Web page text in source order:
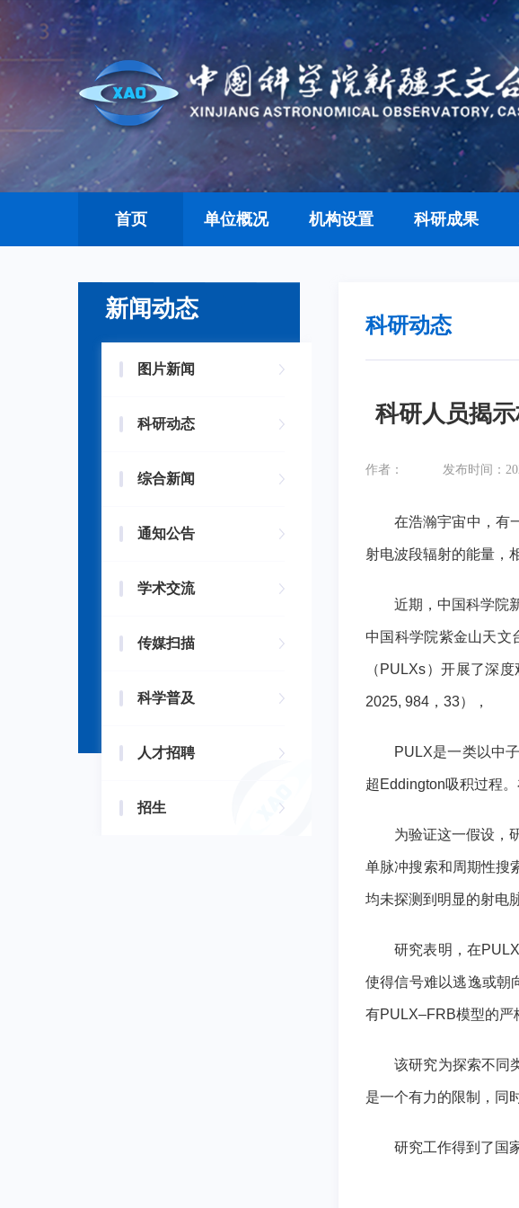
首页 单位概况 机构设置 科研成果
新闻动态
图片新闻
科研动态
综合新闻
通知公告
学术交流
传媒扫描
科学普及
人才招聘
招生
科研动态
科研人员揭
作者： 发布时间：
在浩瀚宇宙中，有
射电波段辐射的能量，
近期，中国科学院
中国科学院紫金山天文
（PULXs）开展了深
2025, 984，33），
PULX是一类以中
超Eddington吸积过程
为验证这一假设，
单脉冲搜索和周期性搜
均未探测到明显的射电
研究表明，在
使得信号难以逃逸或朝
有PULX–FRB模型的严
该研究为探索不同
是一个有力的限制，同
研究工作得到了国